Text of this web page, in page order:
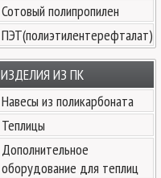
Сотовый полипропилен
ПЭТ(полиэтилентерефталат)
ИЗДЕЛИЯ ИЗ ПК
Навесы из поликарбоната
Теплицы
Дополнительное
оборудование для теплиц